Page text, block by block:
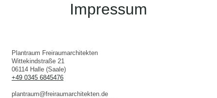
Impressum
Plantraum Freiraumarchitekten
Wittekindstraße 21
06114 Halle (Saale)
+49 0345 6845476
plantraum@freiraumarchitekten.de